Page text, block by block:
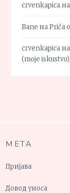
crvenkapica
Bane наPriča
crvenkapica
(moje iskustvo)
МЕТА
Пријава
Довод уноса